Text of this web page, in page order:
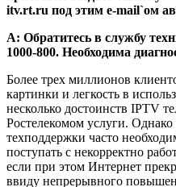
itv.rt.ru под этим e-mail`ом
А: Обратитесь в службу
1000-800. Необходима
Более трех миллионов
картинки и легкость в
несколько достоинств IPTV
Ростелекомом услуги.
техподдержки часто
поступать с некорректно
если при этом Интернет
ввиду непрерывного